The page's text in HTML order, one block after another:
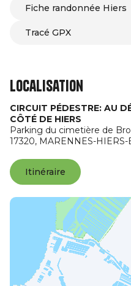
Fiche randonnée Hiers
Tracé GPX
Localisation
CIRCUIT PÉDESTRE: AU
CÔTÉ DE HIERS
Parking du cimetière de
17320, MARENNES-HIERS-
Itinéraire